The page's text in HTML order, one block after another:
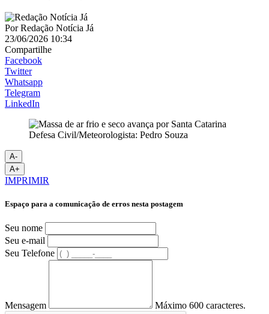
PorRedação Notícia Já
23/06/2026 10:34
Compartilhe
Facebook
Twitter
Whatsapp
Telegram
LinkedIn
Defesa Civil/Meteorologista: Pedro Souza
A-
A+
IMPRIMIR
Espaço para a comunicação de erros nesta postagem
Seu nome
Seu e-mail
Seu Telefone
Mensagem Máximo 600 caracteres.